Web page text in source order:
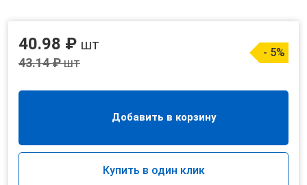
40.98 ₽ шт
43.14 ₽шт
- 5%
Добавить в корзину
Купить в один клик